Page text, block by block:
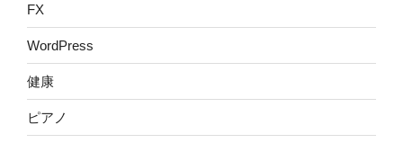
FX
WordPress
健康
ピアノ